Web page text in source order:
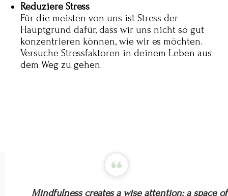
Reduziere Stress
Für die meisten von uns ist Stress der
Hauptgrund dafür, dass wir uns nicht so gut
konzentrieren können, wie wir es möchten.
Versuche Stressfaktoren in deinem Leben aus
dem Weg zu gehen.
Mindfulness creates a wise attention: a space of